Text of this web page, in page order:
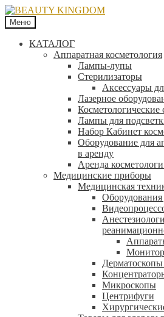
Меню
КАТАЛОГ
Аппаратная косметология
Лампы-лупы
Стерилизаторы
Аксессуары
Лазерное
Косметологические
Лампы для
Набор Кабинет
Оборудование для
в аренду
Аренда
Медицинские приборы
Медицинская
Оборудования
Микроскопы
Центрифуги